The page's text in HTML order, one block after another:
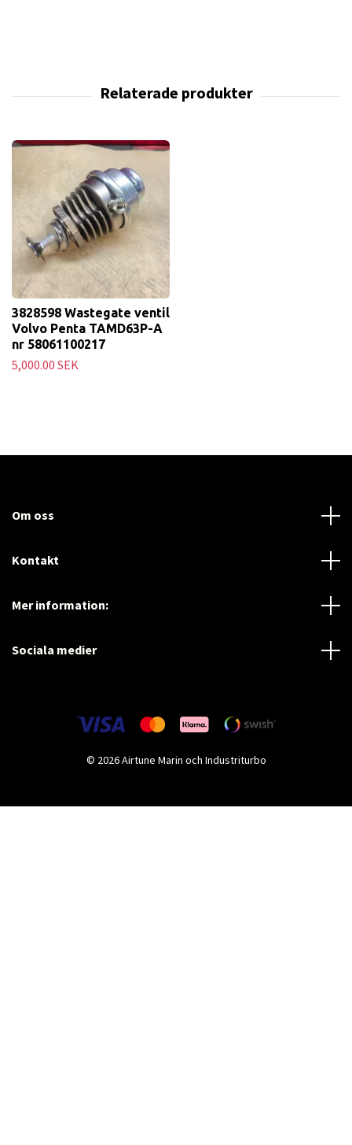
3828598 Wastegate ventil
Volvo Penta TAMD63P-A
nr 58061100217
5,000.00 SEK
Om oss
Kontakt
Mer information:
Sociala medier
© 2026 Airtune Marin och Industriturbo